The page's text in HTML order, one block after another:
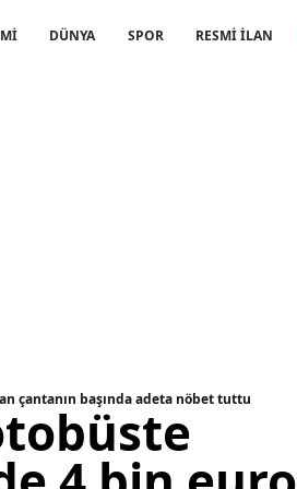
DÜNYA SPOR RESMİ İLAN
çantanın başında adeta nöbet tuttu